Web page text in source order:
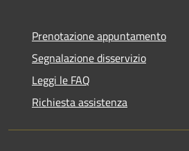
Prenotazione appuntamento
Segnalazione disservizio
Leggi le FAQ
Richiesta assistenza